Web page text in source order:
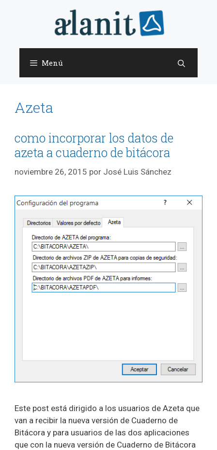
Menú
Azeta
como incorporar los datos de
azeta a cuaderno de bitácora
noviembre 26, 2015 por José Luis Sánchez
Este post está dirigido a los usuarios de Azeta que
van a recibir la nueva versión de Cuaderno de
Bitácora y para usuarios de las dos aplicaciones
que con la nueva versión de Cuaderno de Bitácora